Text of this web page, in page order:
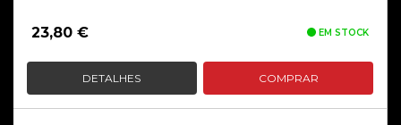
23,80 € EM STOCK
DETALHES COMPRAR